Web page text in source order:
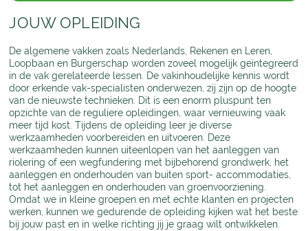
JOUW OPLEIDING
De algemene vakken zoals Nederlands, Rekenen en Leren,
Loopbaan en Burgerschap worden zoveel mogelijk geïntegreerd
in de vak gerelateerde lessen. De vakinhoudelijke kennis wordt
door erkende vak-specialisten onderwezen, zij zijn op de hoogte
van de nieuwste technieken. Dit is een enorm pluspunt ten
opzichte van de reguliere opleidingen, waar vernieuwing vaak
meer tijd kost. Tijdens de opleiding leer je diverse
werkzaamheden voorbereiden en uitvoeren. Deze
werkzaamheden kunnen uiteenlopen van het aanleggen van
riolering of een wegfundering met bijbehorend grondwerk, het
aanleggen en onderhouden van buiten sport- accommodaties,
tot het aanleggen en onderhouden van groenvoorziening.
Omdat we in kleine groepen en met echte klanten en projecten
werken, kunnen we gedurende de opleiding kijken wat het beste
bij jouw past en in welke richting jij je graag wilt ontwikkelen.